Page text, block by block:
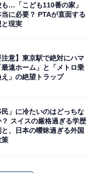
金持ちだと思う福島県の
「福島」を抑えた1位は？
も…「こども110番の家」
当に必要？ PTAが直面する
と現実
注意】東京駅で絶対にハマ
最遠ホーム」と「メトロ乗
え」の絶望トラップ
民」に冷たいのはどっちな
？ スイスの厳格過ぎる学歴
と、日本の曖昧過ぎる外国
策